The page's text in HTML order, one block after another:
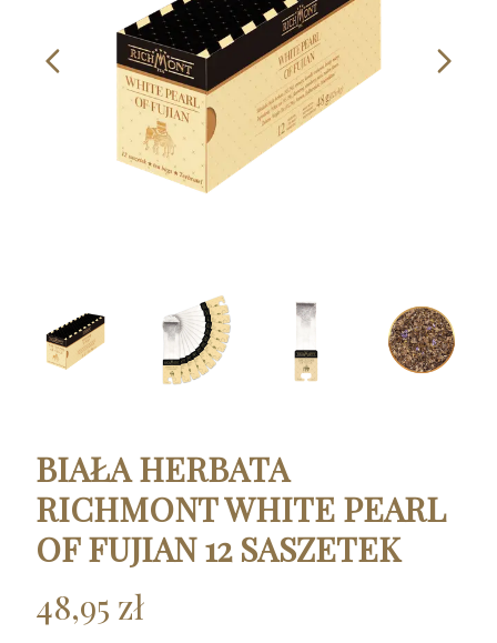
BIAŁA HERBATA
RICHMONT WHITE PEARL
OF FUJIAN 12 SASZETEK
48,95 zł